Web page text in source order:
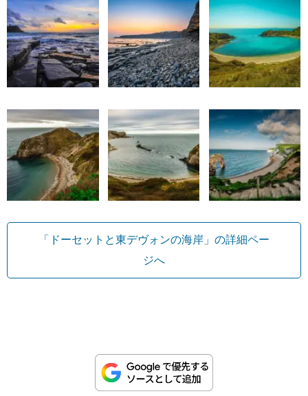
「ドーセットと東デヴォンの海岸」の詳細ペー
ジへ